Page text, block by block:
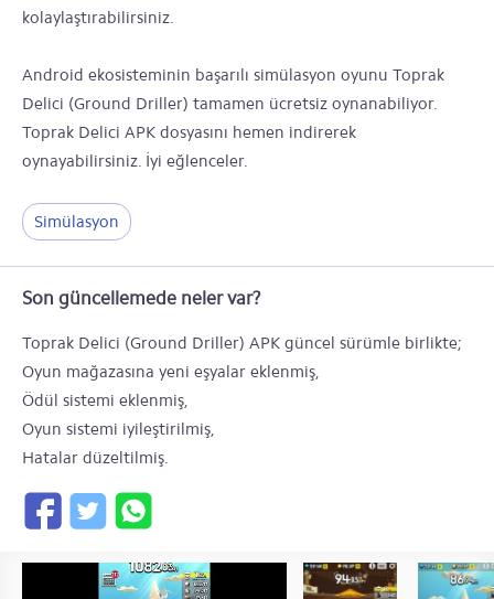
kolaylaştırabilirsiniz.
Android ekosisteminin başarılı simülasyon oyunu Toprak
Delici (Ground Driller) tamamen ücretsiz oynanabiliyor.
Toprak Delici APK dosyasını hemen indirerek
oynayabilirsiniz. İyi eğlenceler.
Simülasyon
Son güncellemede neler var?
Toprak Delici (Ground Driller) APK güncel sürümle birlikte;
Oyun mağazasına yeni eşyalar eklenmiş,
Ödül sistemi eklenmiş,
Oyun sistemi iyileştirilmiş,
Hatalar düzeltilmiş.